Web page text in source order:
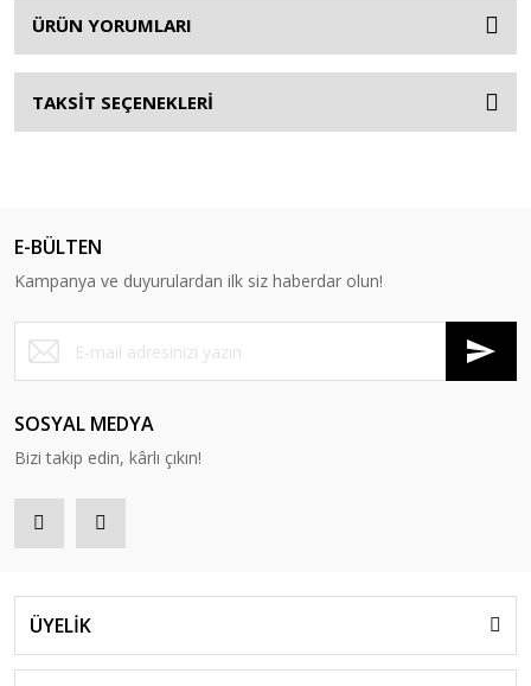
ÜRÜN YORUMLARI
TAKSİT SEÇENEKLERİ
E-BÜLTEN
Kampanya ve duyurulardan ilk siz haberdar olun!
SOSYAL MEDYA
Bizi takip edin, kârlı çıkın!
ÜYELİK